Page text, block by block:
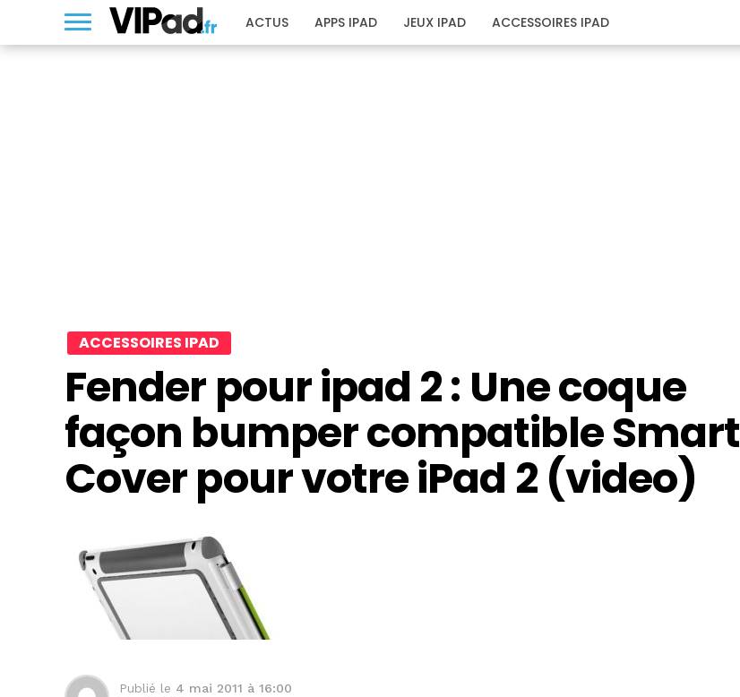
ACTUS APPS IPAD JEUX IPAD ACCESSOIRES IPAD
ACCESSOIRES IPAD
Fender pour ipad 2 : Une coque
façon bumper compatible Smart
Cover pour votre iPad 2 (video)
Publié le 4 mai 2011 à 16:00